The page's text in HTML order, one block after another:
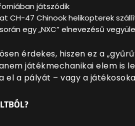
játszódik
CH-47 Chinook helikopterek
egy „NXC” elnevezésű
érdekes, hiszen ez a
játékmechanikai elem is
el a pályát – vagy a